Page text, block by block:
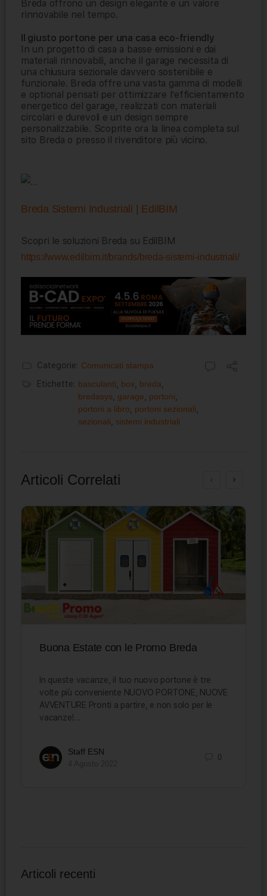
Breda offrono un design elegante e un valore
rinnovabile nel tempo.
Il giusto portone per una casa eco-friendly
In un progetto di casa a basse emissioni e dai
materiali rinnovabili, anche il garage necessita di
una chiusura sezionale davvero sostenibile e
funzionale. Breda offre una vasta gamma di modelli
e optional pensati per ottimizzare l’efficientamento
energetico del garage, realizzati con materiali
circolari e durevoli e un design sempre
personalizzabile. Scoprite ora la linea completa sul
sito Breda o presso il rivenditore più vicino.
Breda Sistemi Industriali | EdilBIM
Scopri le soluzioni Breda su EdilBIM
https://www.edilbim.it/brands/breda-sistemi-industriali/
Categorie: Comunicati stampa
Etichette: basculanti box breda
bredasys
garage portoni
portoni a libro
portoni sezionali
sezionali
sistemi industriali
Articoli Correlati
Buona Estate con le Promo Breda
In queste vacanze, il tuo nuovo portone è tre
volte più conveniente NUOVO PORTONE, NUOVE
AVVENTURE Pronti a partire, e non solo per le
vacanze!…
Staff ESN
0
Articoli recenti